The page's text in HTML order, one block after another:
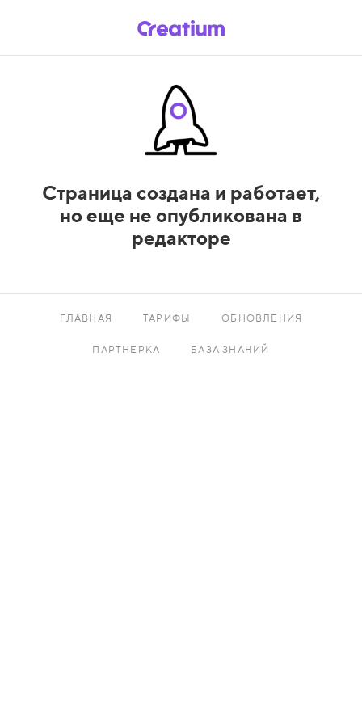
Страница создана и работает,
но еще не опубликована в
редакторе
ГЛАВНАЯ ТАРИФЫ ОБНОВЛЕНИЯ
ПАРТНЕРКА БАЗА ЗНАНИЙ